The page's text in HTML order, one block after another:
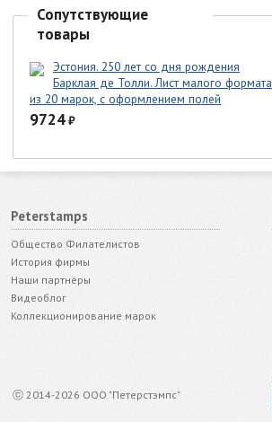
Сопутствующие
товары
Эстония. 250 лет со дня рождения
Барклая де Толли. Лист малого формата
из 20 марок, с оформлением полей
9724₽
Peterstamps
Общество Филателистов
История фирмы
Наши партнёры
Видеоблог
Коллекционирование марок
ⓒ 2014-2026 ООО "Петерстэмпс"